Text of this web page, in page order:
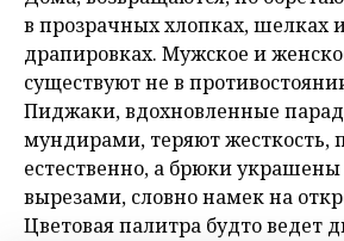
в прозрачных хлопках, шелках
драпировках. Мужское и
существуют не в
Пиджаки, вдохновленные
мундирaми, теряют жесткость,
естественно, а брюки
вырезами, словно намек на
Цветовая палитра будто ведет